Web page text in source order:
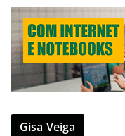
Gisa Veiga